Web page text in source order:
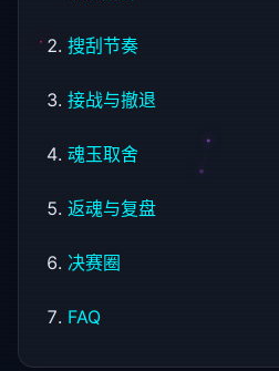
搜刮节奏
接战与撤退
魂玉取舍
返魂与复盘
决赛圈
FAQ